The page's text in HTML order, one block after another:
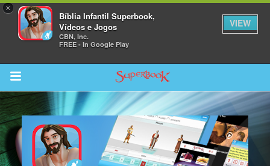
×
Bíblia Infantil Superbook,
Vídeos e Jogos
CBN, Inc.
FREE - In Google Play
VIEW
Return to Content